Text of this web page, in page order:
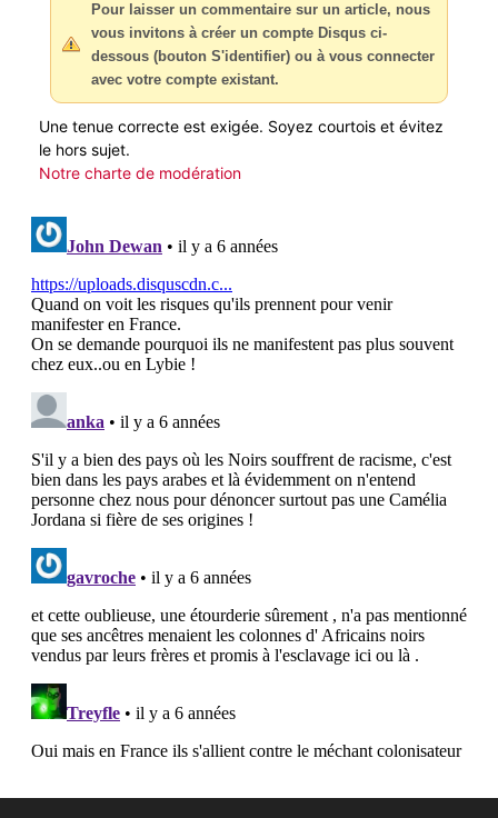
Pour laisser un commentaire sur un article, nous
vous invitons à créer un compte Disqus ci-
dessous (bouton S'identifier) ou à vous connecter
avec votre compte existant.
Une tenue correcte est exigée. Soyez courtois et évitez
le hors sujet.
Notre charte de modération